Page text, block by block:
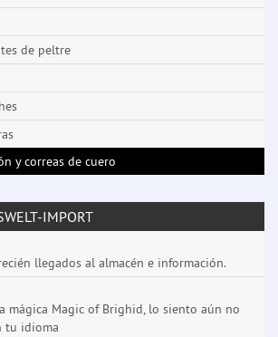
de peltre
y correas de cuero
IMPORT
llegados al almacén e información.
mágica Magic of Brighid, lo siento aún no
tu idioma